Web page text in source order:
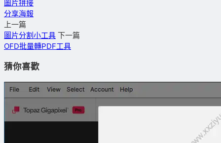
圖片拼接
分享海報
上一篇
圖片分割小工具 下一篇
OFD批量轉PDF工具
猜你喜歡